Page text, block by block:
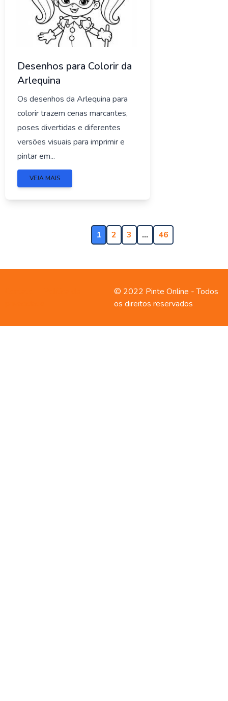
Desenhos para Colorir da
Arlequina
Os desenhos da Arlequina para
colorir trazem cenas marcantes,
poses divertidas e diferentes
versões visuais para imprimir e
pintar em...
VEJA MAIS
1 2 3 … 46
© 2022 Pinte Online - Todos
os direitos reservados